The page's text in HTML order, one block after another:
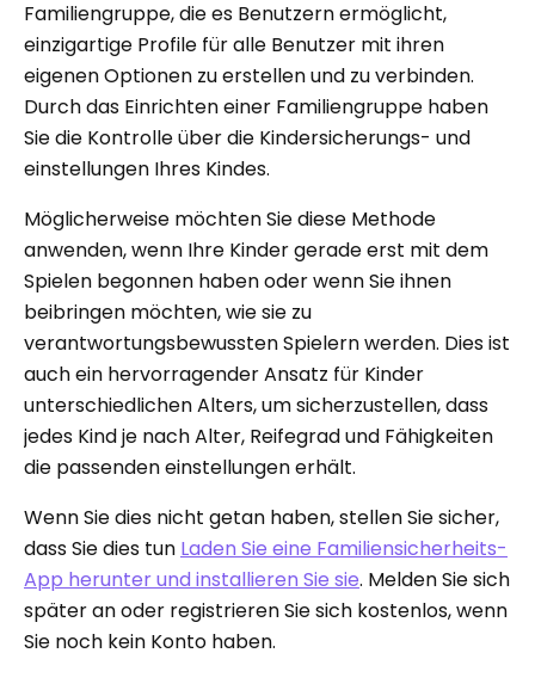
Familiengruppe, die es Benutzern ermöglicht,
einzigartige Profile für alle Benutzer mit ihren
eigenen Optionen zu erstellen und zu verbinden.
Durch das Einrichten einer Familiengruppe haben
Sie die Kontrolle über die Kindersicherungs- und
einstellungen Ihres Kindes.
Möglicherweise möchten Sie diese Methode
anwenden, wenn Ihre Kinder gerade erst mit dem
Spielen begonnen haben oder wenn Sie ihnen
beibringen möchten, wie sie zu
verantwortungsbewussten Spielern werden. Dies ist
auch ein hervorragender Ansatz für Kinder
unterschiedlichen Alters, um sicherzustellen, dass
jedes Kind je nach Alter, Reifegrad und Fähigkeiten
die passenden einstellungen erhält.
Wenn Sie dies nicht getan haben, stellen Sie sicher,
dass Sie dies tun Laden Sie eine Familiensicherheits-
App herunter und installieren Sie sie. Melden Sie sich
später an oder registrieren Sie sich kostenlos, wenn
Sie noch kein Konto haben.